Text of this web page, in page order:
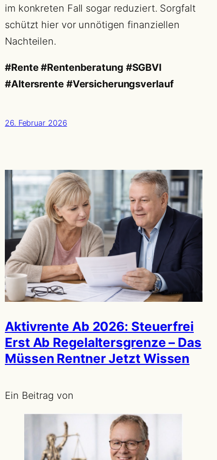
im konkreten Fall sogar reduziert. Sorgfalt
schützt hier vor unnötigen finanziellen
Nachteilen.
#Rente #Rentenberatung #SGBVI
#Altersrente #Versicherungsverlauf
26. Februar 2026
Aktivrente Ab 2026: Steuerfrei
Erst Ab Regelaltersgrenze – Das
Müssen Rentner Jetzt Wissen
Ein Beitrag von